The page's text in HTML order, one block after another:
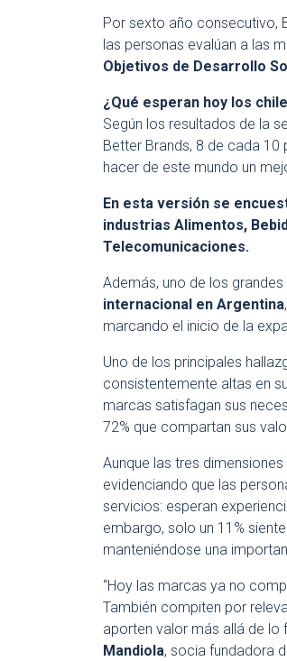
Por sexto año consecutivo,
las personas evalúan a las
Objetivos de Desarrollo
¿Qué esperan hoy los
Según los resultados de la
Better Brands, 8 de cada
hacer de este mundo un
En esta versión se
industrias Alimentos,
Telecomunicaciones.
Además, uno de los
internacional en Argentina
marcando el inicio de la
Uno de los principales
consistentemente altas en
marcas satisfagan sus
72% que compartan sus
Aunque las tres
evidenciando que las
servicios: esperan
embargo, solo un 11%
manteniéndose una
“Hoy las marcas ya no
También compiten por
aporten valor más allá de lo
Mandiola, socia fundadora